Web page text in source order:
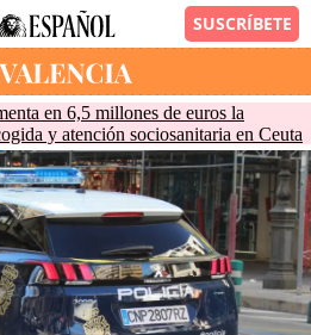
en 6,5 millones de euros la
y atención sociosanitaria en Ceuta